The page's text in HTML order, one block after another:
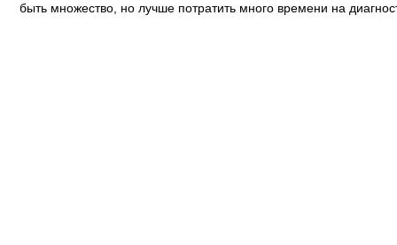
быть множество, но лучше потратить много времени на